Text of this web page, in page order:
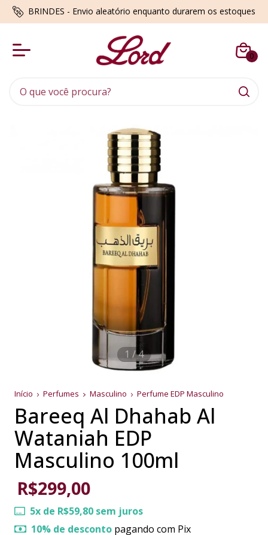
BRINDES - Envio aleatório enquanto durarem os estoques
0
1 /4
Início Perfumes Masculino Perfume EDP Masculino
Bareeq Al Dhahab Al
Wataniah EDP
Masculino 100ml
R$299,00
5x de R$59,80 sem juros
10% de desconto pagando com Pix